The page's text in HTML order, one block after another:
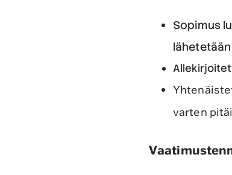
Sopimus
varten